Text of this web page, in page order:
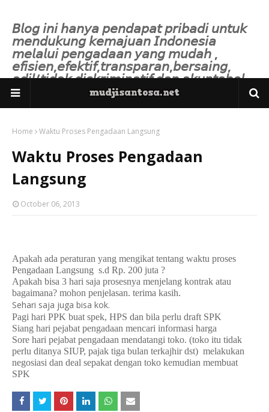
𝘉𝘭𝘰𝘨 𝘪𝘯𝘪 𝘩𝘢𝘯𝘺𝘢 𝘱𝘦𝘯𝘥𝘢𝘱𝘢𝘵 𝘱𝘳𝘪𝘣𝘢𝘥𝘪 𝘶𝘯𝘵𝘶𝘬
𝘮𝘦𝘯𝘥𝘶𝘬𝘶𝘯𝘨 𝘬𝘦𝘮𝘢𝘫𝘶𝘢𝘯 𝘐𝘯𝘥𝘰𝘯𝘦𝘴𝘪𝘢
𝘮𝘦𝘭𝘢𝘭𝘶𝘪 𝘱𝘦𝘯𝘨𝘢𝘥𝘢𝘢𝘯 𝘺𝘢𝘯𝘨 𝘮𝘶𝘥𝘢𝘩 ,
𝘦𝘧𝘪𝘴𝘪𝘦𝘯,𝘦𝘧𝘦𝘬𝘵𝘪𝘧,𝘵𝘳𝘢𝘯𝘴𝘱𝘢𝘳𝘢𝘯,𝘣𝘦𝘳𝘴𝘢𝘪𝘯𝘨,
𝘢𝘥𝘪𝘭/𝘵𝘪𝘥𝘢𝘬 𝘥𝘪𝘴𝘬𝘳𝘪𝘮𝘪𝘯𝘢𝘵𝘪𝘧 𝘥𝘢𝘯 𝘢𝘬𝘶𝘯𝘵𝘢𝘣𝘦𝘭.
Home Waktu Proses Pengadaan Langsung
Waktu Proses Pengadaan
Langsung
October 06, 2013
Apakah ada peraturan yang mengikat tentang waktu proses
Pengadaan Langsung s.d Rp. 200 juta ?
Apakah bisa 3 hari saja prosesnya menjelang kontrak atau
bagaimana? mohon penjelasan. terima kasih.
Sehari saja juga bisa kok.
Pagi hari PPK buat spek, HPS dan bila perlu draft SPK
Siang hari pejabat pengadaan mencari informasi harga
Sore hari pejabat pengadaan mendatangi toko. (toko itu tidak
perlu ditanya SIUP, pajak tiga bulan terkajhir dst) melakukan
negosiasi dan deal sepakat dengan toko kemudian membuat
SPK